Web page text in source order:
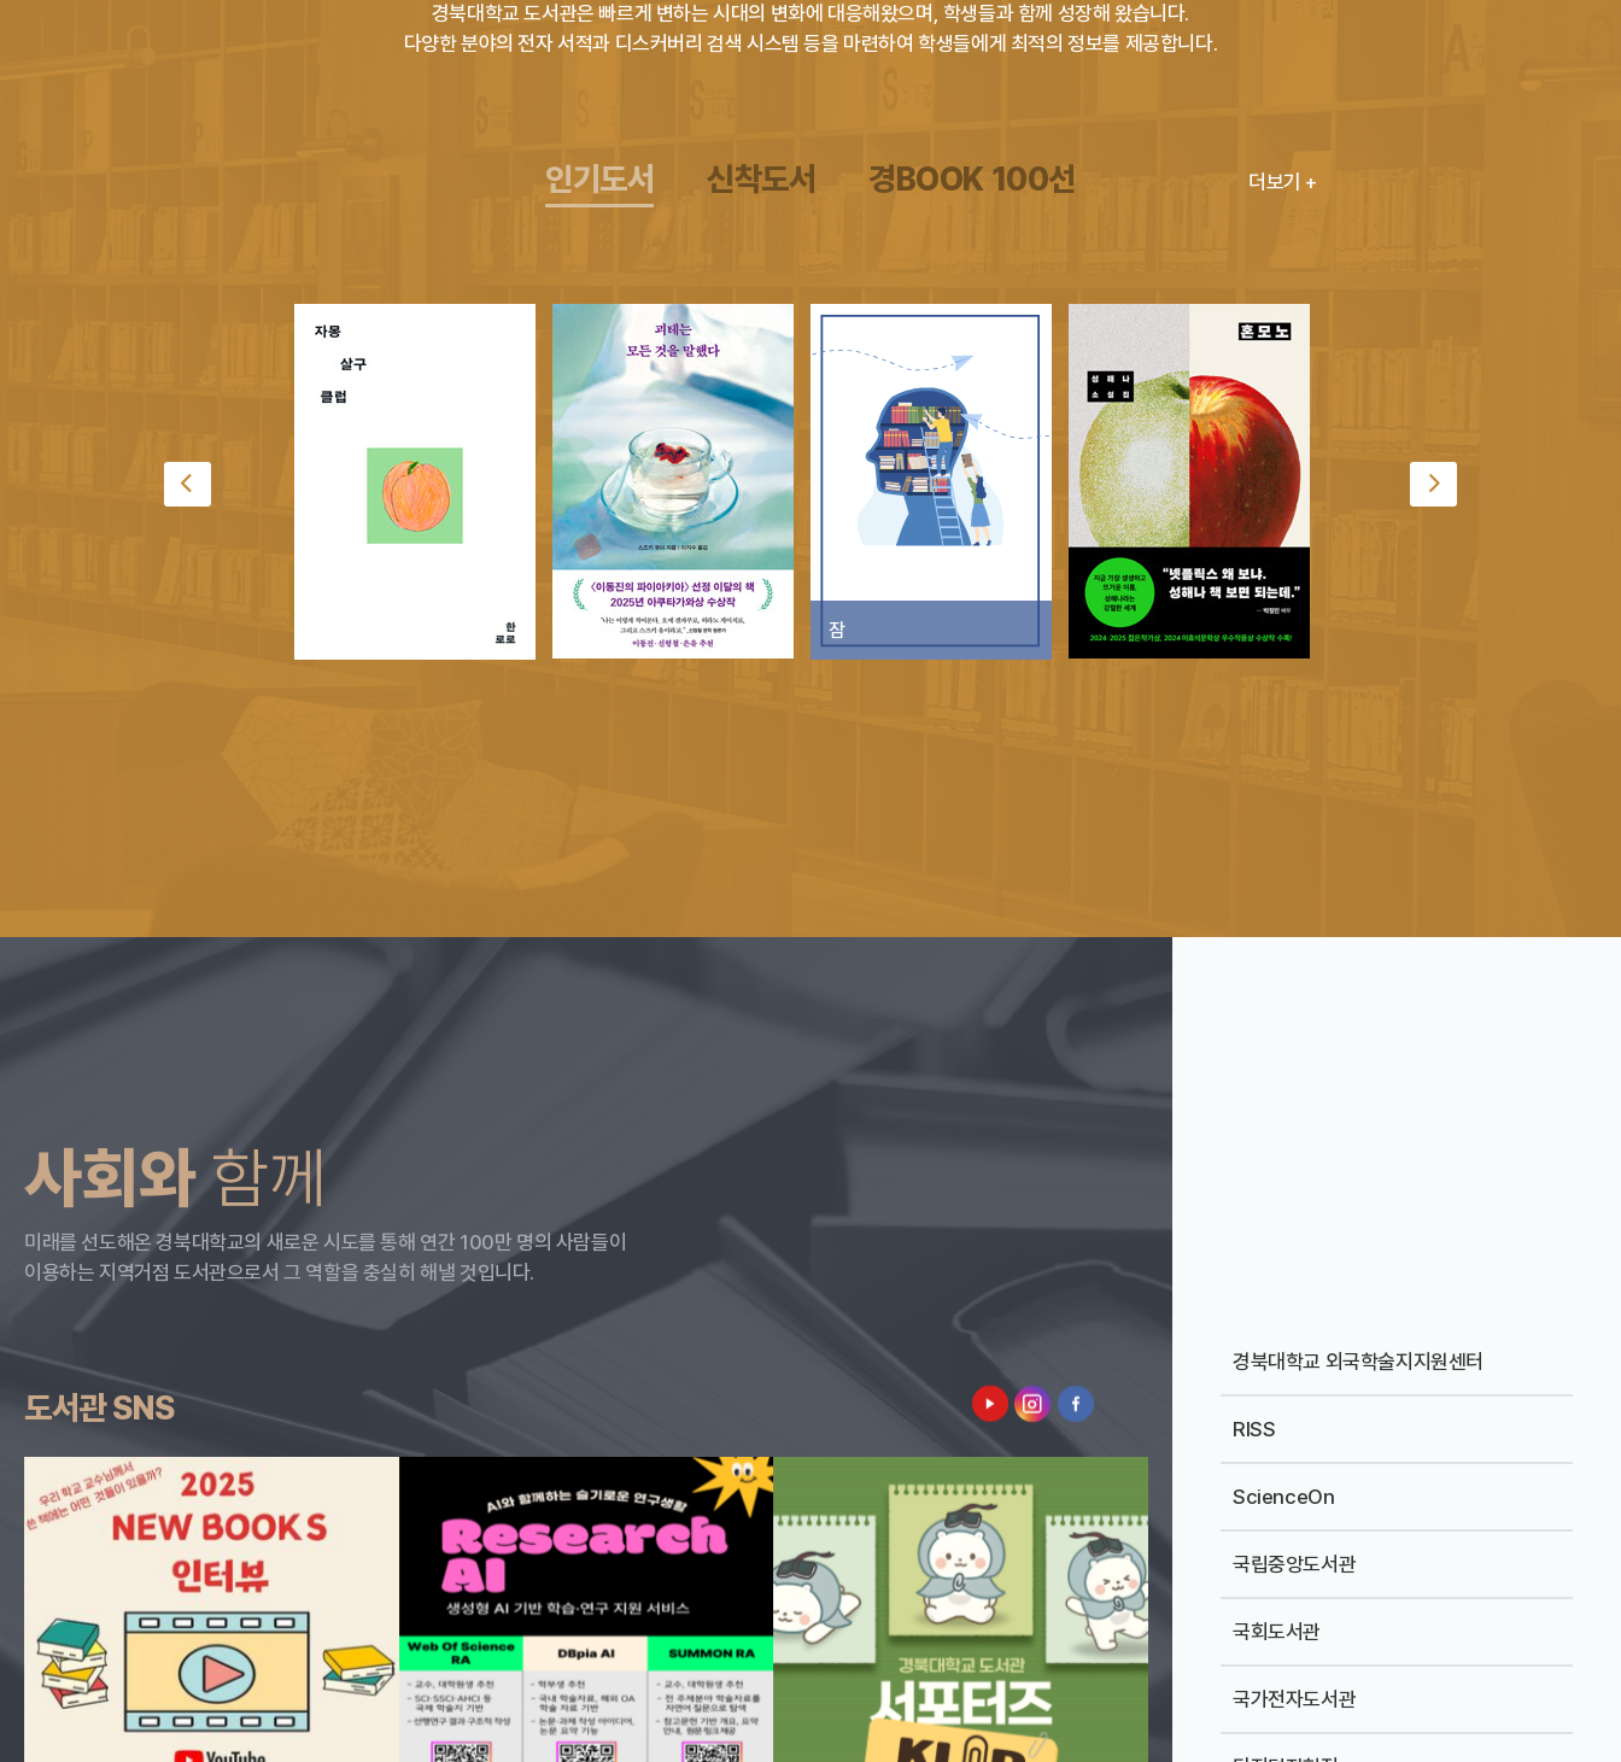
경북대학교 도서관은 빠르게 변하는 시대의 변화에 대응해왔으며, 학생들과 함께 성장해 왔습니다.
다양한 분야의 전자 서적과 디스커버리 검색 시스템 등을 마련하여 학생들에게 최적의 정보를 제공합니다.
인기도서 신착도서 경BOOK 100선
잠
더보기 +
사회와함께
미래를 선도해온 경북대학교의 새로운 시도를 통해 연간 100만 명의 사람들이
이용하는 지역거점 도서관으로서 그 역할을 충실히 해낼 것입니다.
도서관 SNS
경북대학교 외국학술지지원센터
RISS
ScienceOn
국립중앙도서관
국회도서관
국가전자도서관